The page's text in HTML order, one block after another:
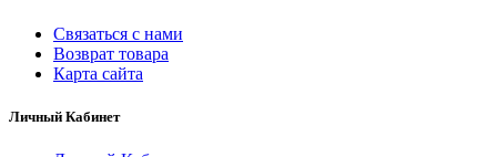
Связаться с нами
Возврат товара
Карта сайта
Личный Кабинет